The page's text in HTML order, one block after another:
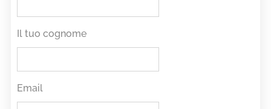
Il tuo cognome
Email